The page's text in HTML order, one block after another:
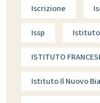
Iscrizione
Issp Istituto
ISTITUTO
Istituto Il Nuovo